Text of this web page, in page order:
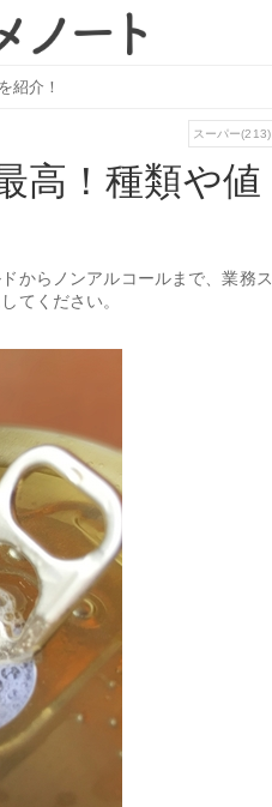
紹介！
スーパー(213)
高！種類や値
からノンアルコールまで、業務ス
てください。